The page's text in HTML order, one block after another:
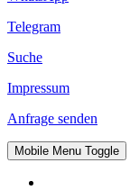
Telegram
Suche
Impressum
Anfrage senden
Mobile Menu Toggle